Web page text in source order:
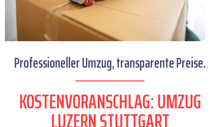
Professioneller Umzug, transparente Preise.
KOSTENVORANSCHLAG: UMZUG